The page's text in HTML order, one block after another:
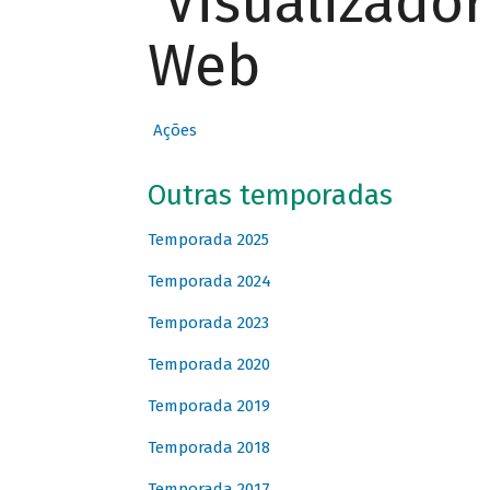
Web
Ações
Outras temporadas
Temporada 2025
Temporada 2024
Temporada 2023
Temporada 2020
Temporada 2019
Temporada 2018